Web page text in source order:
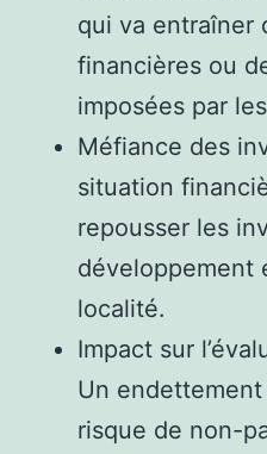
qui va entraîner
financières ou
imposées par
Méfiance des
situation
repousser les
développement
localité.
Impact sur
Un
risque de non-